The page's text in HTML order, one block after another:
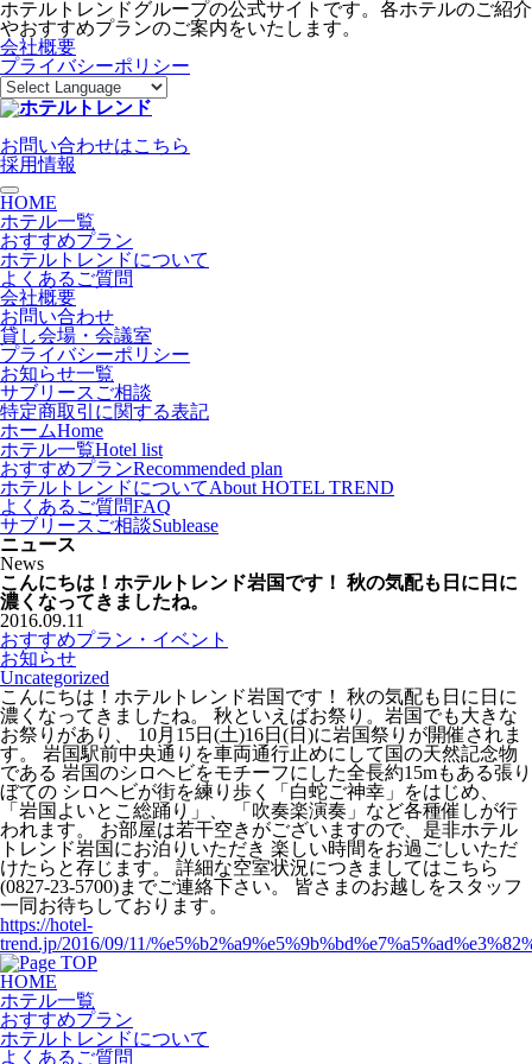
ホテルトレンドグループの公式サイトです。各ホテルのご紹介
やおすすめプランのご案内をいたします。
会社概要
プライバシーポリシー
お問い合わせはこちら
採用情報
toggle navigation
HOME
ホテル一覧
おすすめプラン
ホテルトレンドについて
よくあるご質問
会社概要
お問い合わせ
貸し会場・会議室
プライバシーポリシー
お知らせ一覧
サブリースご相談
特定商取引に関する表記
ホームHome
ホテル一覧Hotel list
おすすめプランRecommended plan
ホテルトレンドについてAbout HOTEL TREND
よくあるご質問FAQ
サブリースご相談Sublease
ニュース
News
こんにちは！ホテルトレンド岩国です！ 秋の気配も日に日に
濃くなってきましたね。
2016.09.11
おすすめプラン・イベント
お知らせ
Uncategorized
こんにちは！ホテルトレンド岩国です！ 秋の気配も日に日に
濃くなってきましたね。 秋といえばお祭り。岩国でも大きな
お祭りがあり、 10月15日(土)16日(日)に岩国祭りが開催されま
す。 岩国駅前中央通りを車両通行止めにして国の天然記念物
である 岩国のシロヘビをモチーフにした全長約15mもある張り
ぼての シロヘビが街を練り歩く「白蛇ご神幸」をはじめ、
「岩国よいとこ総踊り」、 「吹奏楽演奏」など各種催しが行
われます。 お部屋は若干空きがございますので、是非ホテル
トレンド岩国にお泊りいただき 楽しい時間をお過ごしいただ
けたらと存じます。 詳細な空室状況につきましてはこちら
(0827-23-5700)までご連絡下さい。 皆さまのお越しをスタッフ
一同お待ちしております。
https://hotel-
trend.jp/2016/09/11/
HOME
ホテル一覧
おすすめプラン
ホテルトレンドについて
よくあるご質問